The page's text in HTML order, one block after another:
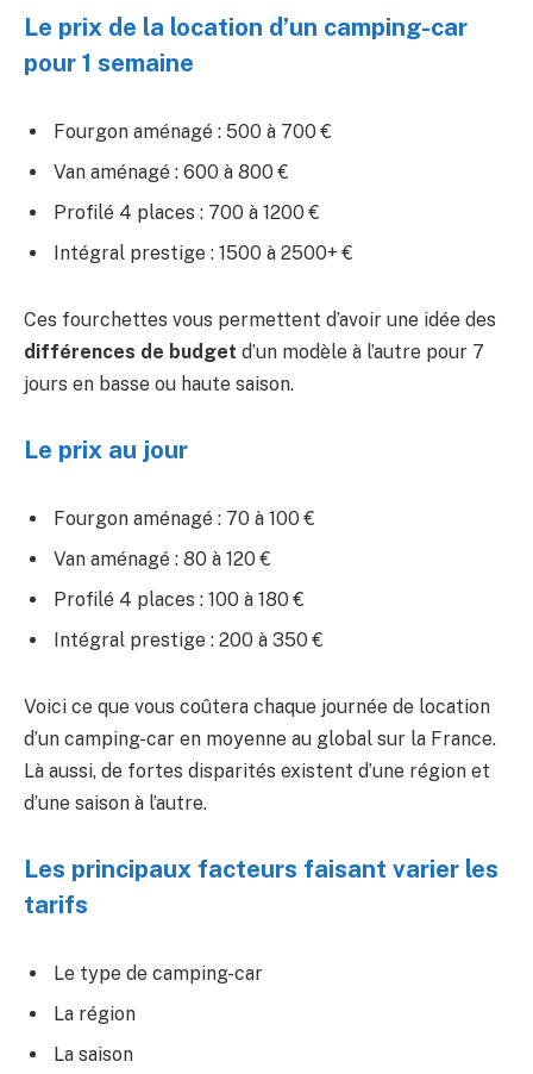
Le prix de la location d’un camping-car
pour 1 semaine
Fourgon aménagé : 500 à 700 €
Van aménagé : 600 à 800 €
Profilé 4 places : 700 à 1200 €
Intégral prestige : 1500 à 2500+ €
Ces fourchettes vous permettent d’avoir une idée des
différences de budget d’un modèle à l’autre pour 7
jours en basse ou haute saison.
Le prix au jour
Fourgon aménagé : 70 à 100 €
Van aménagé : 80 à 120 €
Profilé 4 places : 100 à 180 €
Intégral prestige : 200 à 350 €
Voici ce que vous coûtera chaque journée de location
d’un camping-car en moyenne au global sur la France.
Là aussi, de fortes disparités existent d’une région et
d’une saison à l’autre.
Les principaux facteurs faisant varier les
tarifs
Le type de camping-car
La région
La saison